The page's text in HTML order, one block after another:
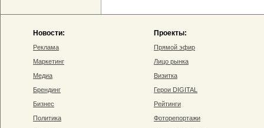
Новости:
Реклама
Маркетинг
Медиа
Брендинг
Бизнес
Политика
Проекты:
Прямой эфир
Лицо рынка
Визитка
Герои DIGITAL
Рейтинги
Фоторепортажи